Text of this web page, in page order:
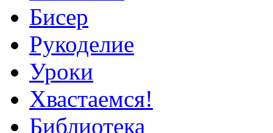
Бисер
Рукоделие
Уроки
Хвастаемся!
Библиотека